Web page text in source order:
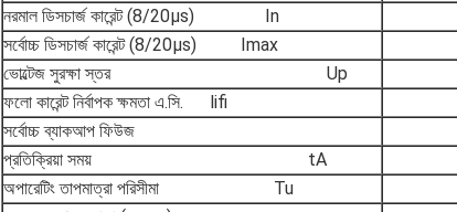
নরমাল ডিসচার্জ কারেন্ট (8/20µs) In
সর্বোচ্চ ডিসচার্জ কারেন্ট (8/20µs) Imax
ভোল্টেজ সুরক্ষা স্তর Up
ফলো কারেন্ট নির্বাপক ক্ষমতা এ.সি. lifi
সর্বোচ্চ ব্যাকআপ ফিউজ
প্রতিক্রিয়া সময় tA
অপারেটিং তাপমাত্রা পরিসীমা Tu